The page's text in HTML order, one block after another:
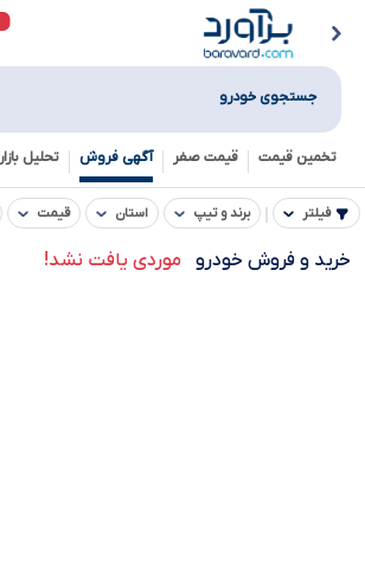
جستجوی خودرو
تخمین قیمت قیمت صفر آگهی فروش تحلیل بازار
فیلتر برند و تیپ استان قیمت
خرید و فروش خودرو موردی یافت نشد!